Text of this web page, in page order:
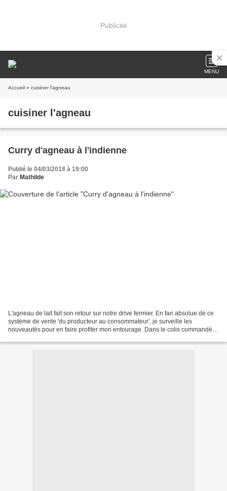
Publicité
MENU
Accueil » cuisiner l'agneau
cuisiner l'agneau
Curry d'agneau à l'indienne
Publié le 04/03/2018 à 19:00
Par Mathilde
L'agneau de lait fait son retour sur notre drive fermier. En fan absolue de ce
système de vente 'du producteur au consommateur', je surveille les
nouveautés pour en faire profiter mon entourage. Dans le colis commandé, il